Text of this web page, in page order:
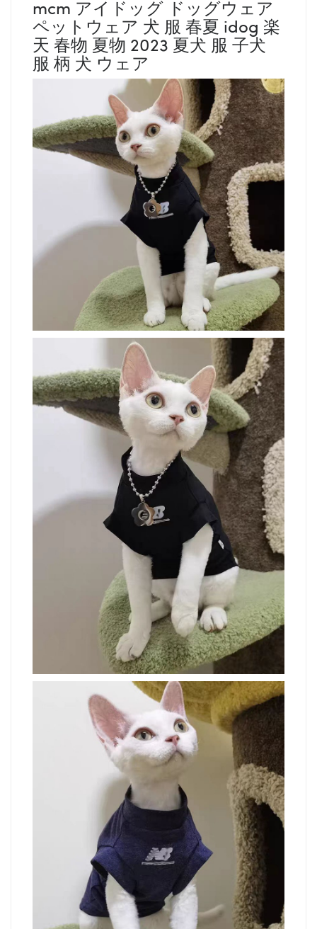
mcm アイドッグ ドッグウェア
ペットウェア 犬 服 春夏 idog 楽
天 春物 夏物 2023 夏犬 服 子犬
服 柄 犬 ウェア